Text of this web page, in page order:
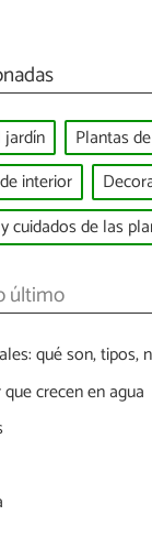
jardín
Plantas
interior
cuidados de las
último
qué son, tipos,
crecen en agua